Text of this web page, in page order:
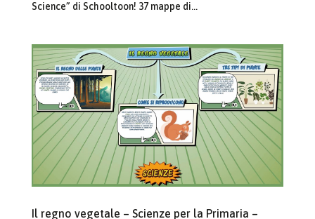
Science” di Schooltoon! 37 mappe di...
Il regno vegetale – Scienze per la Primaria –